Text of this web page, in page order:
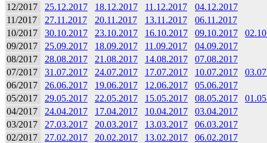
12/2017 25.12.2017 18.12.2017 11.12.2017
04.12.2017
11/2017
27.11.2017 20.11.2017 13.11.2017
06.11.2017
10/2017
30.10.2017 23.10.2017 16.10.2017 09.10.2017
09/2017
25.09.2017 18.09.2017 11.09.2017
04.09.2017
08/2017
28.08.2017 21.08.2017 14.08.2017
07.08.2017
07/2017
31.07.2017 24.07.2017 17.07.2017 10.07.2017
06/2017
26.06.2017 19.06.2017 12.06.2017
05.06.2017
05/2017
29.05.2017 22.05.2017 15.05.2017 08.05.2017
04/2017
24.04.2017 17.04.2017 10.04.2017
03.04.2017
03/2017
27.03.2017 20.03.2017 13.03.2017
06.03.2017
02/2017
27.02.2017 20.02.2017 13.02.2017
06.02.2017